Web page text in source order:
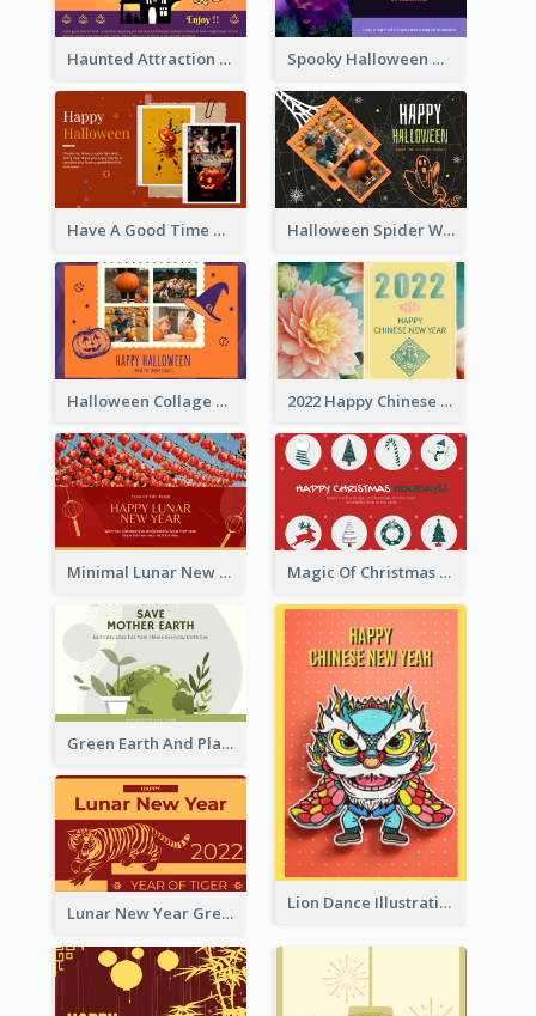
Haunted Attraction Themed Halloween Card Spooky Halloween Greeting Card
Have A Good Time This Halloween Greeting Card Halloween Spider Web Greeting Card
Halloween Collage Greeting Card 2022 Happy Chinese New Year Flower Photo Greeting Card
Minimal Lunar New Year Celebration Greeting Card Magic Of Christmas Holidays Greeting Card
Green Earth And Plants Illustrations Greeting Card
Lion Dance Illustration Photo Greeting Card
Lunar New Year Greeting Card With Tiger Illustration